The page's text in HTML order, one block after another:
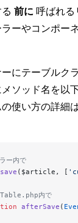
前に 呼ばれる
ーやコンポー
にテーブルク
ソッド名を以
の使い方の詳細
ー内で
save ($article, [
内で
afterSave (